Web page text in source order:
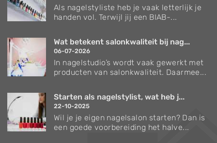
Als nagelstyliste heb je vaak letterlijk je
handen vol. Terwijl jij een BIAB-...
Wat betekent salonkwaliteit bij nag...
06-07-2026
In nagelstudio’s wordt vaak gewerkt met
producten van salonkwaliteit. Daarmee...
Starten als nagelstylist, wat heb j...
22-10-2025
Wil je je eigen nagelsalon starten? Dan is
een goede voorbereiding het halve...